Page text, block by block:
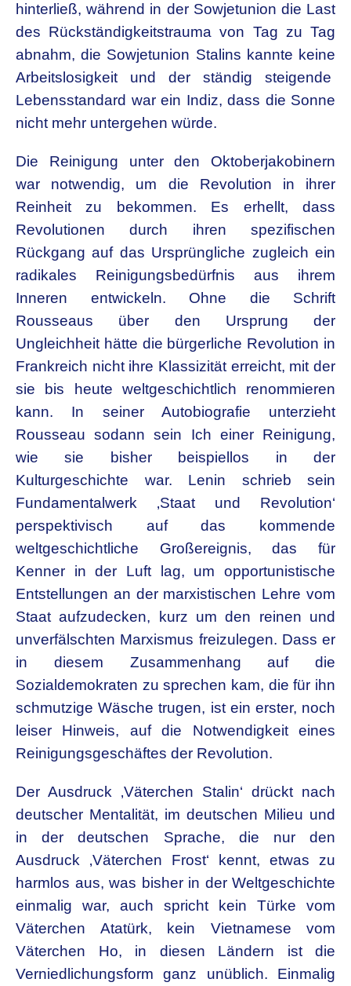
hinterließ, während in der Sowjetunion die Last
des Rückständigkeitstrauma von Tag zu Tag
abnahm, die Sowjetunion Stalins kannte keine
Arbeitslosigkeit und der ständig steigende
Lebensstandard war ein Indiz, dass die Sonne
nicht mehr untergehen würde.
Die Reinigung unter den Oktoberjakobinern
war notwendig, um die Revolution in ihrer
Reinheit zu bekommen. Es erhellt, dass
Revolutionen durch ihren spezifischen
Rückgang auf das Ursprüngliche zugleich ein
radikales Reinigungsbedürfnis aus ihrem
Inneren entwickeln. Ohne die Schrift
Rousseaus über den Ursprung der
Ungleichheit hätte die bürgerliche Revolution in
Frankreich nicht ihre Klassizität erreicht, mit der
sie bis heute weltgeschichtlich renommieren
kann. In seiner Autobiografie unterzieht
Rousseau sodann sein Ich einer Reinigung,
wie sie bisher beispiellos in der
Kulturgeschichte war. Lenin schrieb sein
Fundamentalwerk ‚Staat und Revolution‘
perspektivisch auf das kommende
weltgeschichtliche Großereignis, das für
Kenner in der Luft lag, um opportunistische
Entstellungen an der marxistischen Lehre vom
Staat aufzudecken, kurz um den reinen und
unverfälschten Marxismus freizulegen. Dass er
in diesem Zusammenhang auf die
Sozialdemokraten zu sprechen kam, die für ihn
schmutzige Wäsche trugen, ist ein erster, noch
leiser Hinweis, auf die Notwendigkeit eines
Reinigungsgeschäftes der Revolution.
Der Ausdruck ‚Väterchen Stalin‘ drückt nach
deutscher Mentalität, im deutschen Milieu und
in der deutschen Sprache, die nur den
Ausdruck ‚Väterchen Frost‘ kennt, etwas zu
harmlos aus, was bisher in der Weltgeschichte
einmalig war, auch spricht kein Türke vom
Väterchen Atatürk, kein Vietnamese vom
Väterchen Ho, in diesen Ländern ist die
Verniedlichungsform ganz unüblich. Einmalig